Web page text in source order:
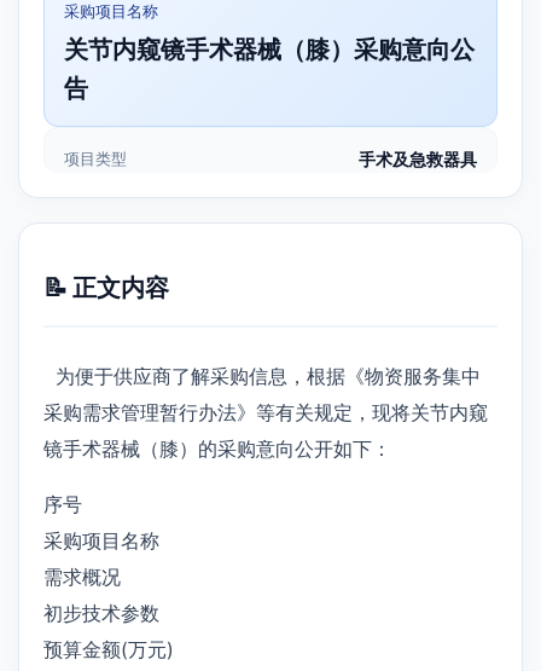
采购项目名称
关节内窥镜手术器械（膝）采购意向公
告
项目类型 手术及急救器具
📝 正文内容
为便于供应商了解采购信息，根据《物资服务集中
采购需求管理暂行办法》等有关规定，现将关节内窥
镜手术器械（膝）的采购意向公开如下：
序号
采购项目名称
需求概况
初步技术参数
预算金额(万元)